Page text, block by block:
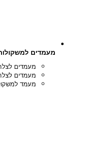
מעמדים
מעמדים
מעמדים
מעמד